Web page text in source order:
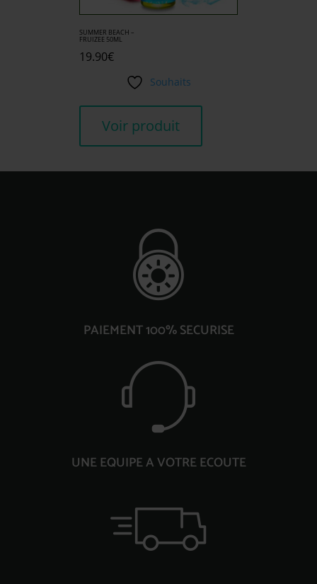
SUMMER BEACH –
FRUIZEE 50ML
19.90€
Souhaits
Voir produit
PAIEMENT 100% SECURISE
UNE EQUIPE A VOTRE ECOUTE